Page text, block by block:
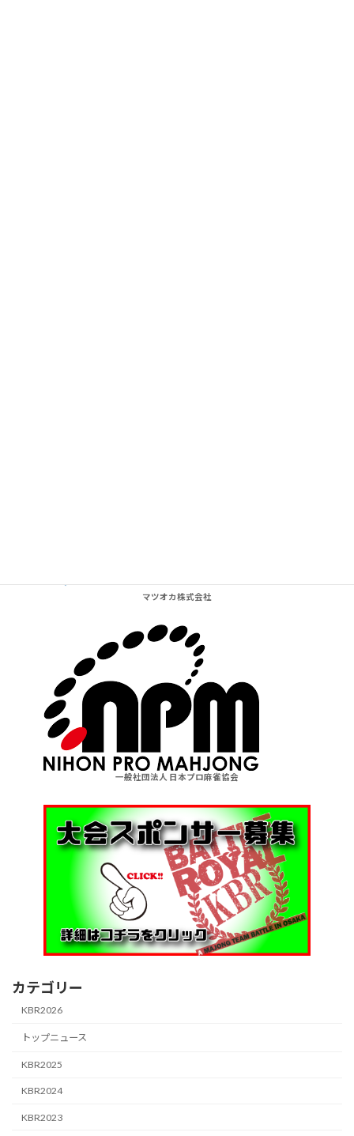
マツオカ株式会社
一般社団法人 日本プロ麻雀協会
カテゴリー
KBR2026
トップニュース
KBR2025
KBR2024
KBR2023